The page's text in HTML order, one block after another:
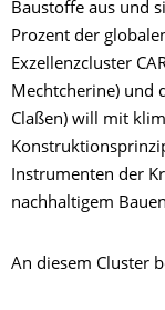
Baustoffe aus und
Prozent der
Exzellenzcluster
Mechtcherine) und
Claßen) will mit
Instrumenten der
nachhaltigem
An diesem Cluster